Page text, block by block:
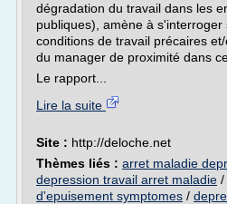
dégradation du travail dans les
publiques), amène à
conditions de travail précaires
du manager de proximité dans
Le rapport...
Lire la suite
Site : http://deloche.net
Thèmes liés : arret maladie
depression travail arret maladie /
d'epuisement symptomes /